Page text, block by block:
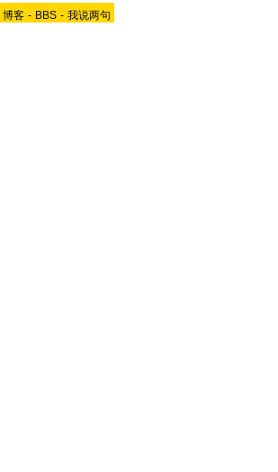
博客 - BBS - 我说两句